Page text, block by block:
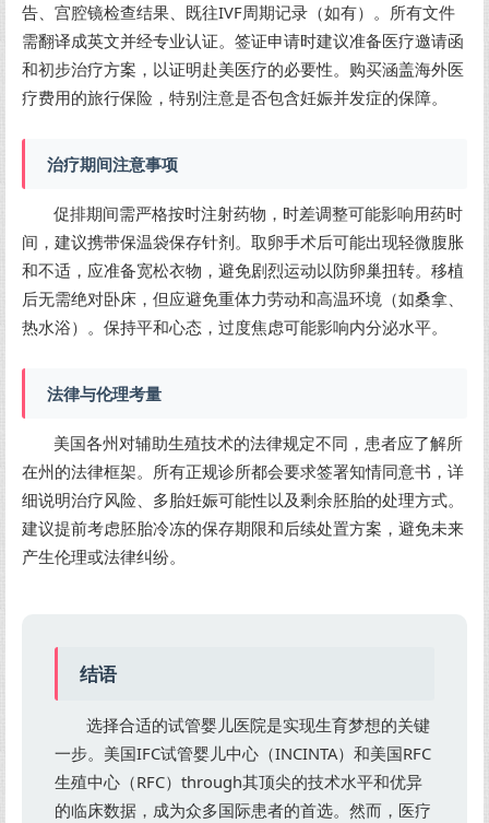
告、宫腔镜检查结果、既往IVF周期记录（如有）。所有文件
需翻译成英文并经专业认证。签证申请时建议准备医疗邀请函
和初步治疗方案，以证明赴美医疗的必要性。购买涵盖海外医
疗费用的旅行保险，特别注意是否包含妊娠并发症的保障。
治疗期间注意事项
促排期间需严格按时注射药物，时差调整可能影响用药时
间，建议携带保温袋保存针剂。取卵手术后可能出现轻微腹胀
和不适，应准备宽松衣物，避免剧烈运动以防卵巢扭转。移植
后无需绝对卧床，但应避免重体力劳动和高温环境（如桑拿、
热水浴）。保持平和心态，过度焦虑可能影响内分泌水平。
法律与伦理考量
美国各州对辅助生殖技术的法律规定不同，患者应了解所
在州的法律框架。所有正规诊所都会要求签署知情同意书，详
细说明治疗风险、多胎妊娠可能性以及剩余胚胎的处理方式。
建议提前考虑胚胎冷冻的保存期限和后续处置方案，避免未来
产生伦理或法律纠纷。
结语
选择合适的试管婴儿医院是实现生育梦想的关键
一步。美国IFC试管婴儿中心（INCINTA）和美国RFC
生殖中心（RFC）through其顶尖的技术水平和优异
的临床数据，成为众多国际患者的首选。然而，医疗